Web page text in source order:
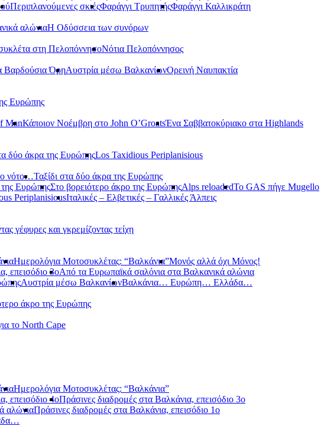
Περιπλανούμενες σκιέςΦαράγγι ΤρυπητήςΦαράγγι Καλλικράτη
αλώνιαΗ Οδύσσεια των συνόρων
στη ΠελοπόννησοΝότια Πελοπόννησος
Βαρδούσια ΌρηΑυστρία μέσω ΒαλκανίωνΟρεινή Ναυπακτία
Ευρώπης
ManΚάποιον Νοέμβρη στο John O’GroatsΈνα Σαββατοκύριακο στα Highlands
δύο άκρα της ΕυρώπηςLos Taxidious Periplanisious
νότο…Ταξίδι στα δύο άκρα της Ευρώπης
της ΕυρώπηςΣτο βορειότερο άκρο της ΕυρώπηςAlps reloadedΤο GAS πήγε Mugello
PeriplanisiousΙταλικές – Ελβετικές – Γαλλικές Άλπεις
γέφυρες και γκρεμίζοντας τείχη
Ημερολόγια Μοτοσυκλέτας: “Βαλκάνια”Μονός αλλά όχι Μόνος!
επεισόδιο 3οΑπό τα Ευρωπαϊκά σαλόνια στα Βαλκανικά αλώνια
Αυστρία μέσω ΒαλκανίωνΒαλκάνια… Ευρώπη… Ελλάδα…
άκρο της Ευρώπης
το North Cape
Ημερολόγια Μοτοσυκλέτας: “Βαλκάνια”
επεισόδιο 4οΠράσινες διαδρομές στα Βαλκάνια, επεισόδιο 3ο
αλώνιαΠράσινες διαδρομές στα Βαλκάνια, επεισόδιο 1ο